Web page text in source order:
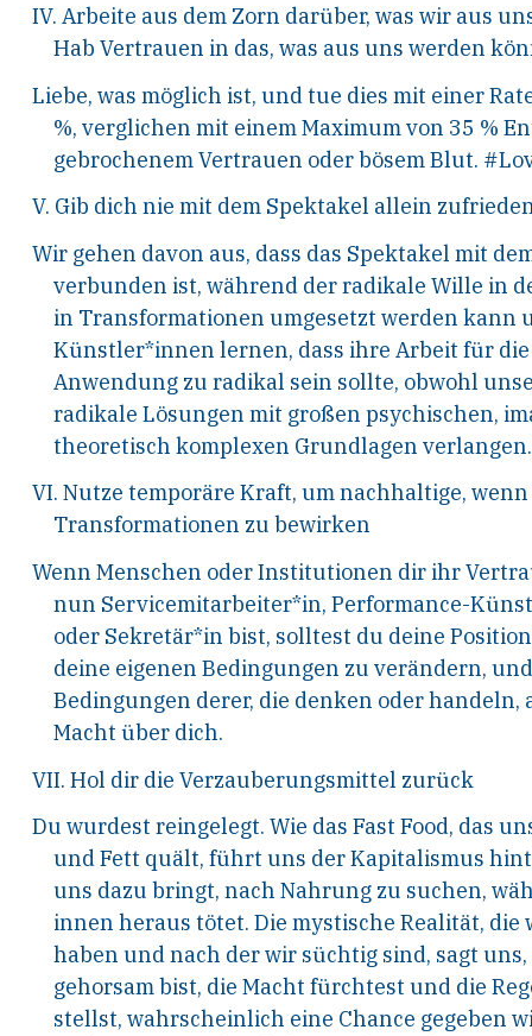
IV. Arbeite aus dem Zorn darüber, was wir aus
Hab Vertrauen in das, was aus uns werden
Liebe, was möglich ist, und tue dies mit einer
%, verglichen mit einem Maximum von 35 %
gebrochenem Vertrauen oder bösem Blut.
V. Gib dich nie mit dem Spektakel allein
Wir gehen davon aus, dass das Spektakel mit
verbunden ist, während der radikale Wille in
in Transformationen umgesetzt werden kann
Künstler*innen lernen, dass ihre Arbeit für
Anwendung zu radikal sein sollte, obwohl
radikale Lösungen mit großen psychischen,
theoretisch komplexen Grundlagen verlangen.
VI. Nutze temporäre Kraft, um nachhaltige,
Transformationen zu bewirken
Wenn Menschen oder Institutionen dir ihr
nun Servicemitarbeiter*in, Performance-
oder Sekretär*in bist, solltest du deine
deine eigenen Bedingungen zu verändern,
Bedingungen derer, die denken oder handeln,
Macht über dich.
VII. Hol dir die Verzauberungsmittel zurück
Du wurdest reingelegt. Wie das Fast Food, das
und Fett quält, führt uns der Kapitalismus
uns dazu bringt, nach Nahrung zu suchen,
innen heraus tötet. Die mystische Realität,
haben und nach der wir süchtig sind, sagt uns,
gehorsam bist, die Macht fürchtest und die
stellst, wahrscheinlich eine Chance gegeben